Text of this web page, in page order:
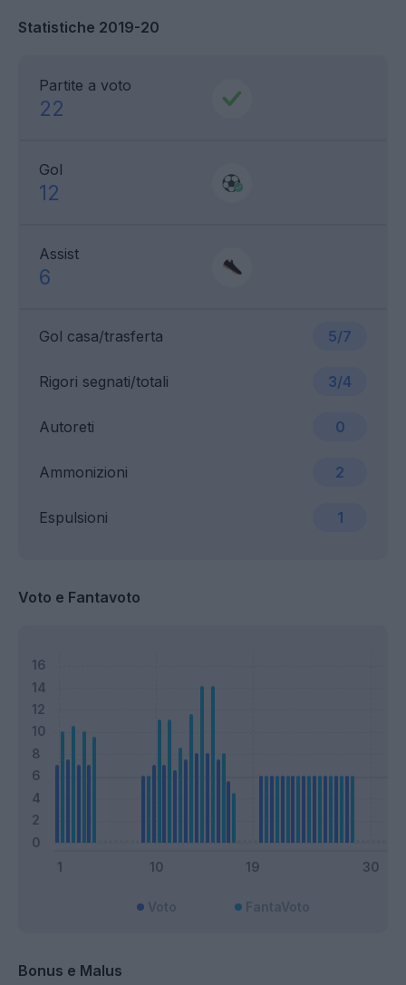
Statistiche 2019-20
Partite a voto
22
Gol
12
Assist
6
Gol casa/trasferta 5/7
Ammonizioni 2
Rigori segnati/totali 3/4
Espulsioni 1
Autoreti 0
Voto e Fantavoto
Bonus e Malus